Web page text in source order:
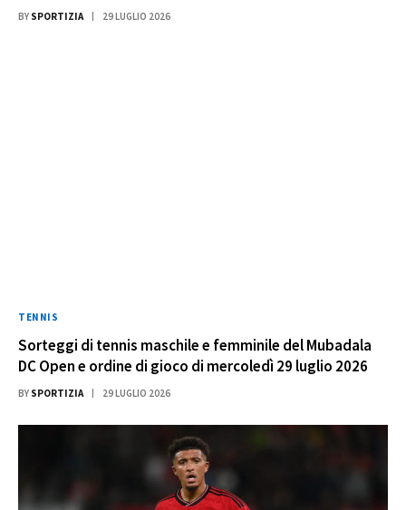
BY SPORTIZIA 29 LUGLIO 2026
TENNIS
Sorteggi di tennis maschile e femminile del Mubadala
DC Open e ordine di gioco di mercoledì 29 luglio 2026
BY SPORTIZIA 29 LUGLIO 2026